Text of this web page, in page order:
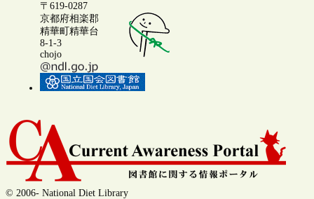
〒619-0287
京都府相楽郡
精華町精華台
8-1-3
chojo
© 2006- National Diet Library